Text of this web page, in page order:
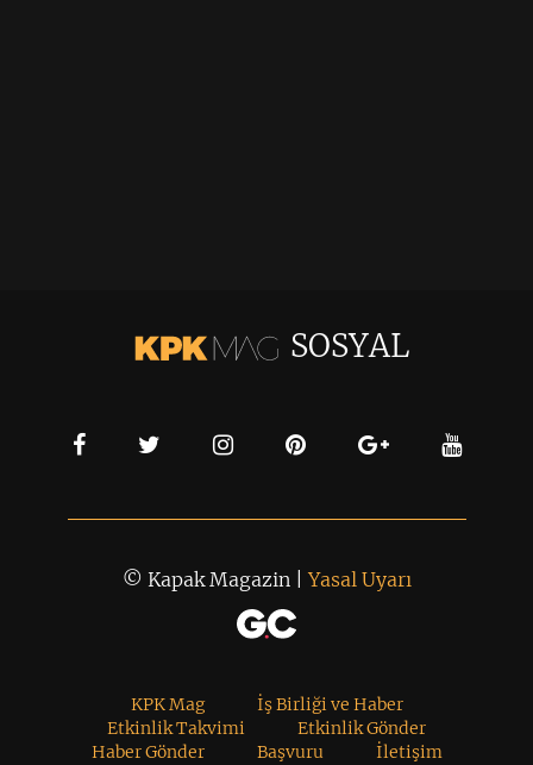
SOSYAL
© Kapak Magazin |Yasal Uyarı
KPK Mag
İş Birliği ve Haber
Etkinlik Takvimi
Etkinlik Gönder
Haber Gönder
Başvuru İletişim